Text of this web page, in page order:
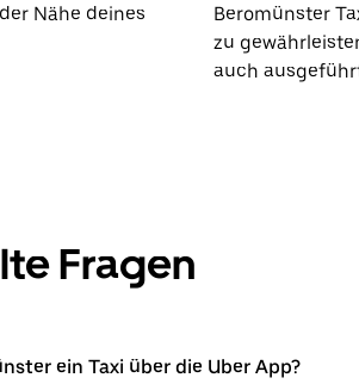
Nähe deines
Beromünster
zu
auch
Fragen
ein Taxi über die Uber App?